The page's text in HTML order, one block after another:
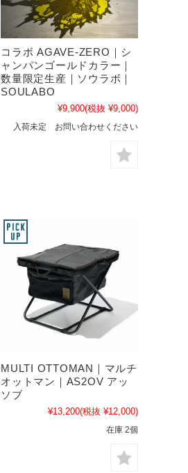
コラボ AGAVE-ZERO｜シ
ャンパンゴールドカラー｜
数量限定生産｜ソウラボ｜
SOULABO
¥9,900(税抜 ¥9,000)
入荷未定 お問い合わせください
MULTI OTTOMAN｜マルチ
オットマン｜AS2OV アッ
ソブ
¥13,200(税抜 ¥12,000)
在庫 2個